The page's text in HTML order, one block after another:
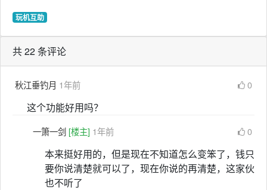
玩机互助
共 22 条评论
秋江垂钓月 1年前 0
这个功能好用吗？
一箫一剑 [楼主] 1年前 0
本来挺好用的，但是现在不知道怎么变笨了，钱只
要你说清楚就可以了，现在你说的再清楚，这家伙
也不听了